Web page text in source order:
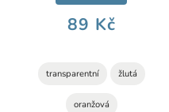
89 Kč
transparentní žlutá
oranžová